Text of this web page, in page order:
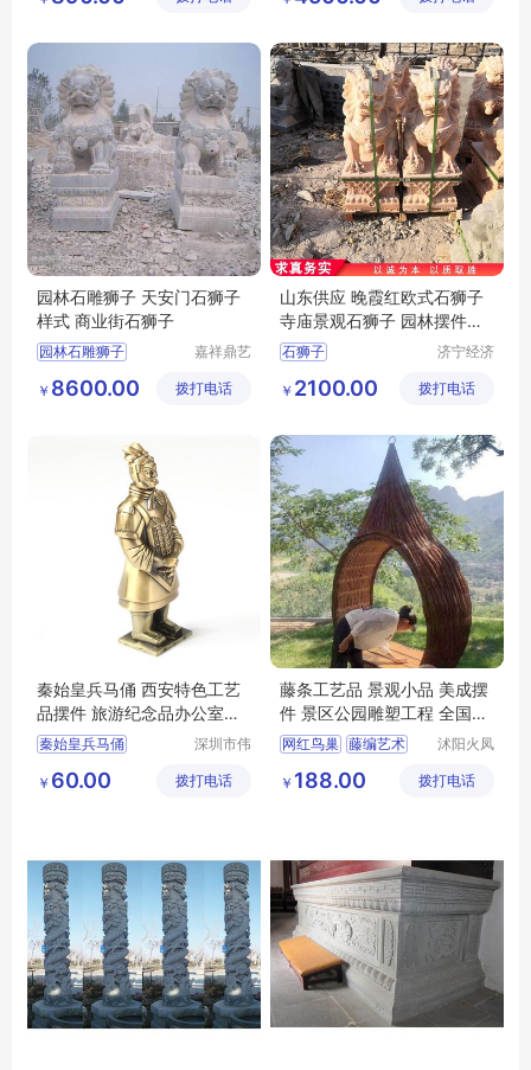
园林石雕狮子 天安门石狮子
样式 商业街石狮子
园林石雕狮子
嘉祥鼎艺
公司
￥ 8600.00 拨打电话
山东供应 晚霞红欧式石狮子
寺庙景观石狮子 园林摆件石
狮子
石狮子
济宁经济
瑞石业有
￥ 2100.00 拨打电话
秦始皇兵马俑 西安特色工艺
品摆件 旅游纪念品办公室摆
件礼品摆件
秦始皇兵马俑
办公室摆件礼品摆件
深圳市伟
品有限公
￥ 60.00 拨打电话
藤条工艺品 景观小品 美成摆
件 景区公园雕塑工程 全国定
制
网红鸟巢 藤编艺术
美成摆件
沭阳火凤
有限公司
￥ 188.00 拨打电话